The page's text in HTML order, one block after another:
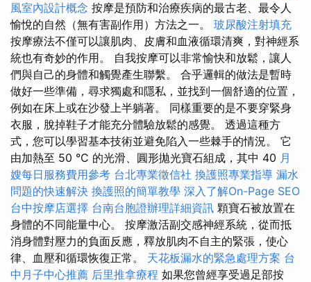
風室內設計概念 按摩是預防和治療疾病的最古老、最令人
愉悅的自然（無有害副作用）方法之一。 玻尿酸注射填充
按摩療法不僅可以讓肌肉、皮膚和血液循環清爽，對神經系
統也有奇妙的作用。 自我按摩可以非常愉快和放鬆，讓人
們與自己的身體和觸覺產生聯繫。 合乎邏輯的做法是暫時
做好一些準備，尋求獨處和隱私，並找到一個舒適的位置，
例如在床上或在沙發上半躺著。 同樣重要的是不要穿緊身
衣服，脫掉鞋子才能充分體驗放鬆的感覺。 透過這種方
式，您可以學習基本技術並避免陷入一些棘手的情況。 它
由加熱至 50 °C 的光滑、圓形拋光寶石組成，其中 40 月
嫂每日服務費用參考 台北專業徵信社 換護照專業指導 漏水
問題的快速解決 換護照的簡單教學 深入了解On-Page SEO
台中按摩店選擇 台南台胞證辦理詳細資訊 顆寶石被放置在
身體的不同能量中心。 按摩激活副交感神經系統，從而抵
消身體對壓力的負面反應，釋放肌肉不自主的緊張，使心
律、血壓和循環恢復正常。 天花板漏水的緊急處理方案 台
中月子中心推薦 后里推拿療程 如果您曾經享受過足部按